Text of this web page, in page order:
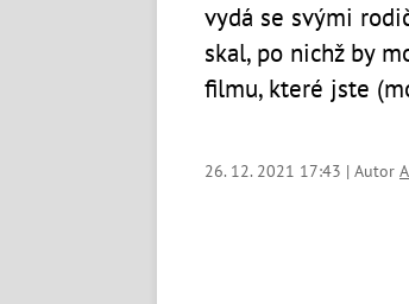
vydá se svými
skal, po nichž by
filmu, které jste
26. 12. 2021 17:43 | Autor